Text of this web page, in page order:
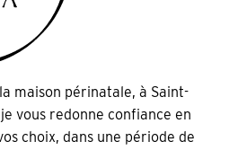
maison périnatale, à Saint-
vous redonne confiance en
choix, dans une période de